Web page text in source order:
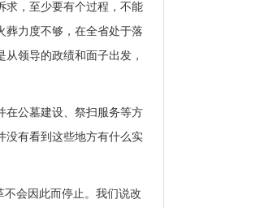
求，至少要有个过程，不能
葬力度不够，在全省处于落
领导的政绩和面子出发，
在公墓建设、祭扫服务等方
没有看到这些地方有什么实
不会因此而停止。我们说改